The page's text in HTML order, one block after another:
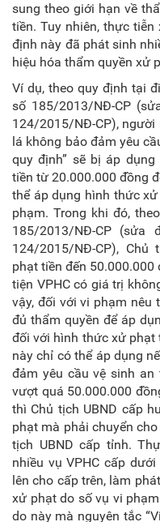
sung theo giới hạn về
tiền. Tuy nhiên, thực
định này đã phát sinh
hiệu hóa thẩm quyền xử
Ví dụ, theo quy định tại
số 185/2013/NĐ-CP
124/2015/NĐ-CP), người
lá không bảo đảm yêu
quy định” sẽ bị áp
tiền từ 20.000.000 đồng
thể áp dụng hình thức
phạm. Trong khi đó,
185/2013/NĐ-CP
124/2015/NĐ-CP), Chủ
phạt tiền đến
tiện VPHC có giá trị
vậy, đối với vi phạm nêu
đủ thẩm quyền để áp
đối với hình thức xử phạt
này chỉ có thể áp dụng
đảm yêu cầu vệ sinh
vượt quá 50.000.000
thì Chủ tịch UBND cấp
phạt mà phải chuyển
tịch UBND cấp tỉnh.
nhiều vụ VPHC cấp
lên cho cấp trên, làm
xử phạt do số vụ vi
do này mà nguyên tắc